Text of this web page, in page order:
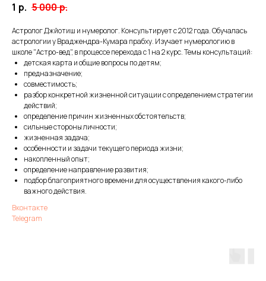
1 р. 5 000р.
Астролог Джйотиш и нумеролог. Консультирует с 2012 года. Обучалась
астрологии у Враджендра-Кумара прабху. Изучает нумерологию в
школе "Астро-вед", в процессе перехода с 1 на 2 курс. Темы консультаций:
детская карта и общие вопросы по детям;
предназначение;
совместимость;
разбор конкретной жизненной ситуации с определением стратегии
действий;
определение причин жизненных обстоятельств;
сильные стороны личности;
жизненная задача;
особенности и задачи текущего периода жизни;
накопленный опыт;
определение направление развития;
подбор благоприятного времени для осуществления какого-либо
важного действия.
Вконтакте
Telegram